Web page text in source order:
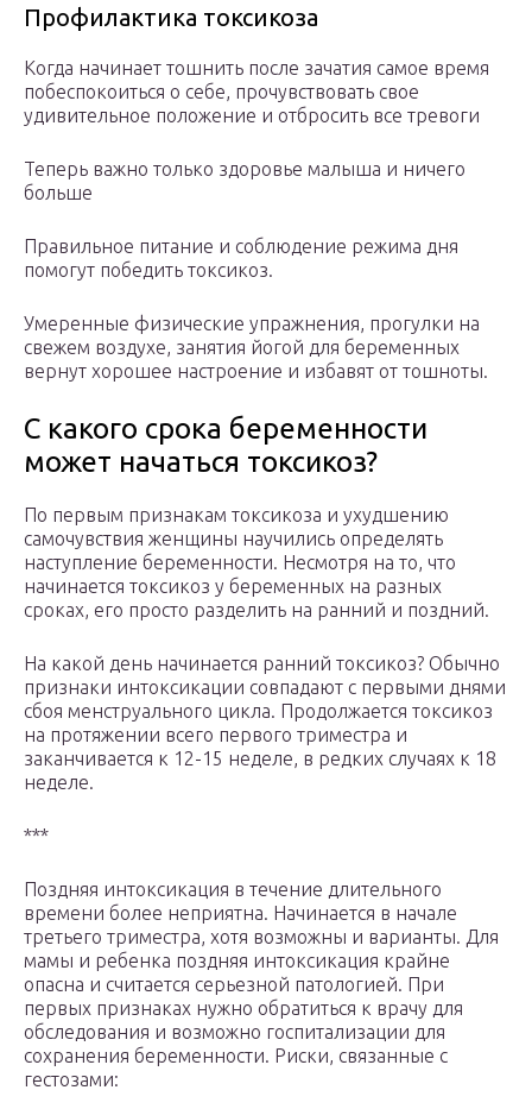
Профилактика токсикоза
Когда начинает тошнить после зачатия самое время
побеспокоиться о себе, прочувствовать свое
удивительное положение и отбросить все тревоги
Теперь важно только здоровье малыша и ничего
больше
Правильное питание и соблюдение режима дня
помогут победить токсикоз.
Умеренные физические упражнения, прогулки на
свежем воздухе, занятия йогой для беременных
вернут хорошее настроение и избавят от тошноты.
С какого срока беременности
может начаться токсикоз?
По первым признакам токсикоза и ухудшению
самочувствия женщины научились определять
наступление беременности. Несмотря на то, что
начинается токсикоз у беременных на разных
сроках, его просто разделить на ранний и поздний.
На какой день начинается ранний токсикоз? Обычно
признаки интоксикации совпадают с первыми днями
сбоя менструального цикла. Продолжается токсикоз
на протяжении всего первого триместра и
заканчивается к 12-15 неделе, в редких случаях к 18
неделе.
***
Поздняя интоксикация в течение длительного
времени более неприятна. Начинается в начале
третьего триместра, хотя возможны и варианты. Для
мамы и ребенка поздняя интоксикация крайне
опасна и считается серьезной патологией. При
первых признаках нужно обратиться к врачу для
обследования и возможно госпитализации для
сохранения беременности. Риски, связанные с
гестозами: